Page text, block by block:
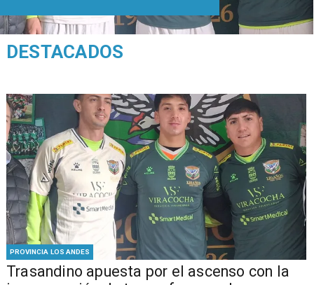
PROVINCIA LOS ANDES
Trasandino apuesta por el ascenso con la
DESTACADOS